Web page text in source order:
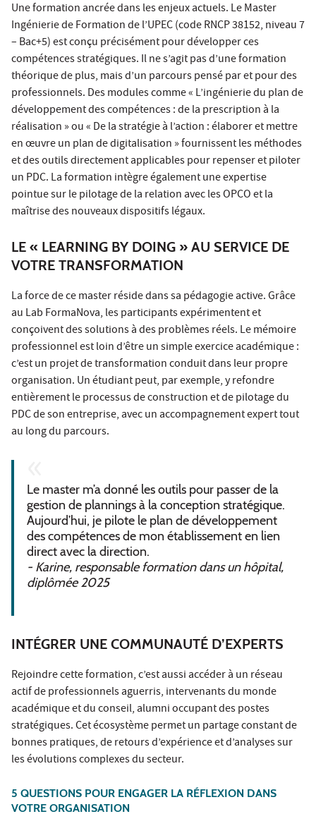
Une formation ancrée dans les enjeux actuels. Le Master
Ingénierie de Formation de l’UPEC (code RNCP 38152, niveau 7
– Bac+5) est conçu précisément pour développer ces
compétences stratégiques. Il ne s’agit pas d’une formation
théorique de plus, mais d’un parcours pensé par et pour des
professionnels. Des modules comme « L’ingénierie du plan de
développement des compétences : de la prescription à la
réalisation » ou « De la stratégie à l’action : élaborer et mettre
en œuvre un plan de digitalisation » fournissent les méthodes
et des outils directement applicables pour repenser et piloter
un PDC. La formation intègre également une expertise
pointue sur le pilotage de la relation avec les OPCO et la
maîtrise des nouveaux dispositifs légaux.
LE « LEARNING BY DOING » AU SERVICE DE
VOTRE TRANSFORMATION
La force de ce master réside dans sa pédagogie active. Grâce
au Lab FormaNova, les participants expérimentent et
conçoivent des solutions à des problèmes réels. Le mémoire
professionnel est loin d’être un simple exercice académique :
c’est un projet de transformation conduit dans leur propre
organisation. Un étudiant peut, par exemple, y refondre
entièrement le processus de construction et de pilotage du
PDC de son entreprise, avec un accompagnement expert tout
au long du parcours.
Le master m’a donné les outils pour passer de la
gestion de plannings à la conception stratégique.
Aujourd’hui, je pilote le plan de développement
des compétences de mon établissement en lien
direct avec la direction.
- Karine, responsable formation dans un hôpital,
diplômée 2025
INTÉGRER UNE COMMUNAUTÉ D’EXPERTS
Rejoindre cette formation, c’est aussi accéder à un réseau
actif de professionnels aguerris, intervenants du monde
académique et du conseil, alumni occupant des postes
stratégiques. Cet écosystème permet un partage constant de
bonnes pratiques, de retours d’expérience et d’analyses sur
les évolutions complexes du secteur.
5 QUESTIONS POUR ENGAGER LA RÉFLEXION DANS
VOTRE ORGANISATION